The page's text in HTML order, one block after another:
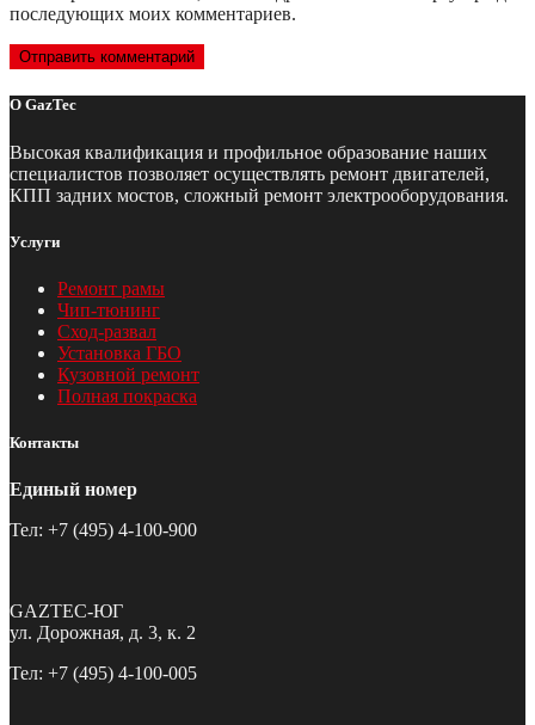
последующих моих комментариев.
О GazTec
Высокая квалификация и профильное образование наших
специалистов позволяет осуществлять ремонт двигателей,
КПП задних мостов, сложный ремонт электрооборудования.
Услуги
Ремонт рамы
Чип-тюнинг
Сход-развал
Установка ГБО
Кузовной ремонт
Полная покраска
Контакты
Единый номер
Тел: +7 (495) 4-100-900
GAZTEC-ЮГ
ул. Дорожная, д. 3, к. 2
Тел: +7 (495) 4-100-005